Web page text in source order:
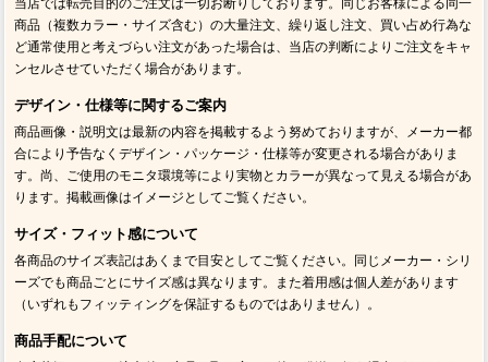
当店では転売目的のご注文は一切お断りしております。同じお客様による同一
商品（複数カラー・サイズ含む）の大量注文、繰り返し注文、買い占め行為な
ど通常使用と考えづらい注文があった場合は、当店の判断によりご注文をキャ
ンセルさせていただく場合があります。
デザイン・仕様等に関するご案内
商品画像・説明文は最新の内容を掲載するよう努めておりますが、メーカー都
合により予告なくデザイン・パッケージ・仕様等が変更される場合がありま
す。尚、ご使用のモニタ環境等により実物とカラーが異なって見える場合があ
ります。掲載画像はイメージとしてご覧ください。
サイズ・フィット感について
各商品のサイズ表記はあくまで目安としてご覧ください。同じメーカー・シリ
ーズでも商品ごとにサイズ感は異なります。また着用感は個人差があります
（いずれもフィッティングを保証するものではありません）。
商品手配について